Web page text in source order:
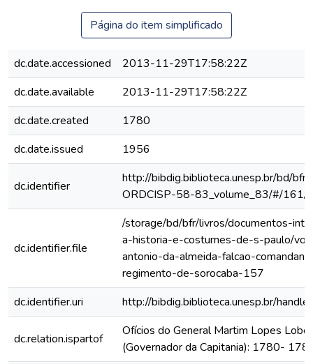
Página do item simplificado
dc.date.accessioned
2013-11-29T17:58:22Z
dc.date.available
2013-11-29T17:58:22Z
dc.date.created
1780
dc.date.issued
1956
dc.identifier
http://bibdig.biblioteca.unesp.br/bd/
ORDCISP-58-83_volume_83/#/161/
dc.identifier.file
/storage/bd/bfr/livros/documentos-
a-historia-e-costumes-de-s-paulo/
antonio-da-almeida-falcao-
regimento-de-sorocaba-157
dc.identifier.uri
http://bibdig.biblioteca.unesp.br/
dc.relation.ispartof
Ofícios do General Martim Lopes Lobo
(Governador da Capitania): 1780-